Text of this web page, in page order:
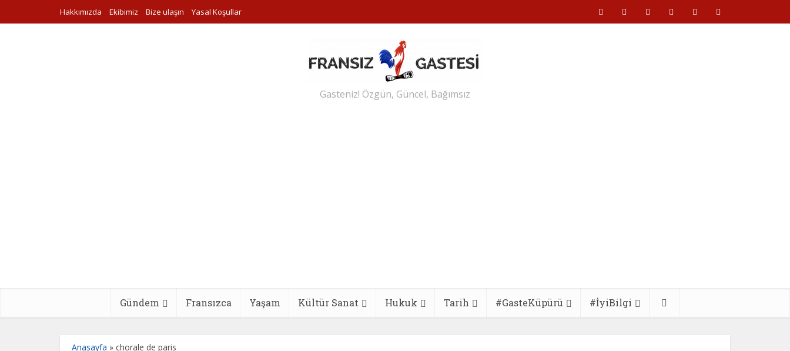
Hakkımızda Ekibimiz Bize ulaşın Yasal Koşullar
Gasteniz! Özgün, Güncel, Bağımsız
Gündem Fransızca Yaşam Kültür Sanat Hukuk Tarih #GasteKüpürü #İyiBilgi
Anasayfa » chorale de paris